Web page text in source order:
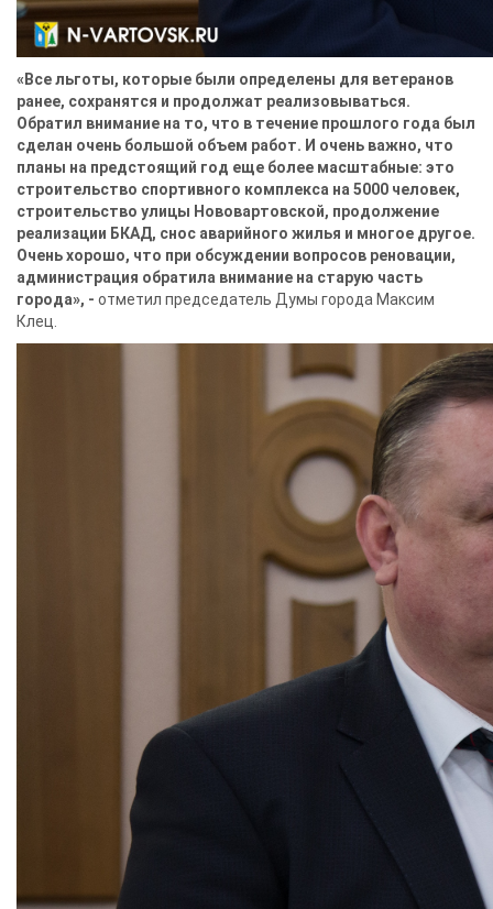
«Все льготы, которые были определены для ветеранов
ранее, сохранятся и продолжат реализовываться.
Обратил внимание на то, что в течение прошлого года был
сделан очень большой объем работ. И очень важно, что
планы на предстоящий год еще более масштабные: это
строительство спортивного комплекса на 5000 человек,
строительство улицы Нововартовской, продолжение
реализации БКАД, снос аварийного жилья и многое другое.
Очень хорошо, что при обсуждении вопросов реновации,
администрация обратила внимание на старую часть
города», - отметил председатель Думы города Максим
Клец.